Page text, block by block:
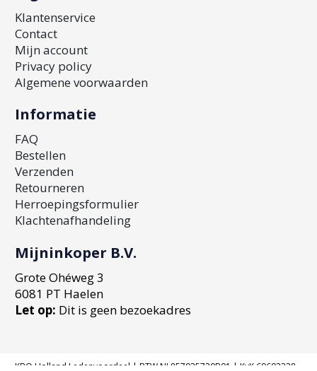
Klantenservice
Contact
Mijn account
Privacy policy
Algemene voorwaarden
Informatie
FAQ
Bestellen
Verzenden
Retourneren
Herroepingsformulier
Klachtenafhandeling
Mijninkoper B.V.
Grote Ohéweg 3
6081 PT Haelen
Let op: Dit is geen bezoekadres
KBO Holland Ledenvoordeel | BTW NL857935720B01 | KvK 69602328